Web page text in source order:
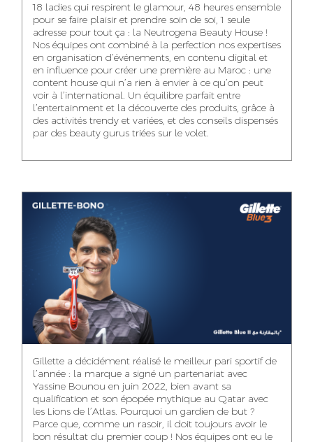
WA-IL ZRYOUIL
PUBLIC RELATIONS
CONSULTANT
NOUREDDINE
SAMADI
ART DIRECTOR
MOHAMED
LEHMOUM
ART DIRECTOR
MEHDI ZERRAD
MANAGER
CHAIMAA
DIGITAL MANAGER
IDMOUSSA SAFAA
PUBLIC RELATIONS
CONSULTANT
NOUHAILA DIKER
IMANE LACHGUER
EXECUTIVE
DOUNIA SADOUK
ACCOUNTANT
OUSSAMA
BENHAMOU
GRAPHIC
DESIGNER
18 ladies qui respirent le glamour, 48 heures ensemble
pour se faire plaisir et prendre soin de soi, 1 seule
adresse pour tout ça : la Neutrogena Beauty House !
Nos équipes ont combiné à la perfection nos expertises
en organisation d’événements, en contenu digital et
en influence pour créer une première au Maroc : une
content house qui n’a rien à envier à ce qu’on peut
voir à l’international. Un équilibre parfait entre
l’entertainment et la découverte des produits, grâce à
des activités trendy et variées, et des conseils dispensés
par des beauty gurus triées sur le volet.
Gillette a décidément réalisé le meilleur pari sportif de
l’année : la marque a signé un partenariat avec
Yassine Bounou en juin 2022, bien avant sa
qualification et son épopée mythique au Qatar avec
les Lions de l’Atlas. Pourquoi un gardien de but ?
Parce que, comme un rasoir, il doit toujours avoir le
bon résultat du premier coup ! Nos équipes ont eu le